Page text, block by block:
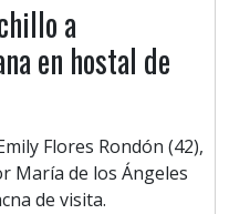
a
en hostal de
Flores Rondón (42),
María de los Ángeles
de visita.